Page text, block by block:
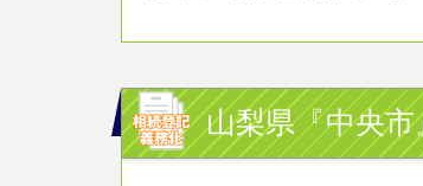
山梨県『中央